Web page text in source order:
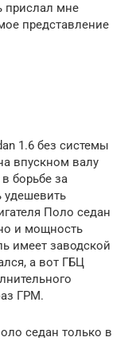
прислал мне
представление
1.6 без системы
впускном валу
борьбе за
удешевить
Поло седан
и мощность
имеет заводской
а вот ГБЦ
ГРМ.
седан только в